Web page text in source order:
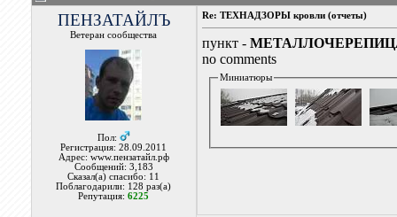
ПЕНЗАТАЙЛЪ
Ветеран сообщества
Пол:
Регистрация: 28.09.2011
Адрес: www.пензатайл.рф
Сообщений: 3,183
Сказал(а) спасибо: 11
Поблагодарили: 128 раз(а)
Репутация:6225
Re: ТЕХНАДЗОРЫ кровли (отчеты)
пункт -
no comments
Миниатюры